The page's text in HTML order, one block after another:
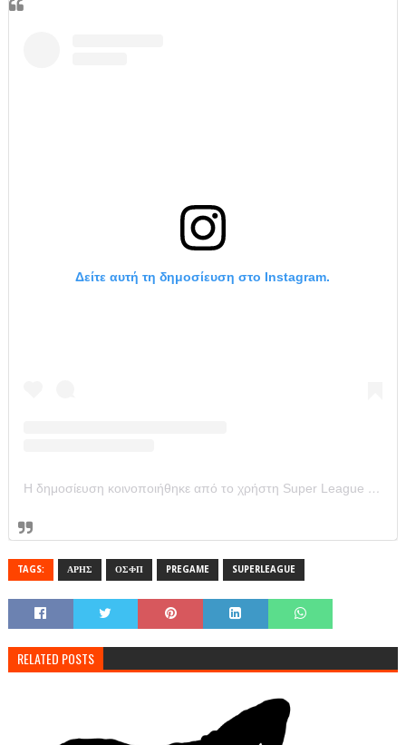
Δείτε αυτή τη δημοσίευση στο Instagram.
Η δημοσίευση κοινοποιήθηκε από το χρήστη Super League Greece (@super_league_gr)
TAGS: ΑΡΗΣ ΟΣΦΠ PREGAME SUPERLEAGUE
RELATED POSTS